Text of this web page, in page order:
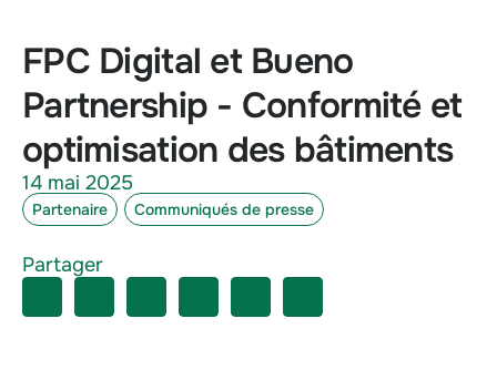
FPC Digital et Bueno
Partnership - Conformité et
optimisation des bâtiments
14 mai 2025
Partenaire Communiqués de presse
Partager